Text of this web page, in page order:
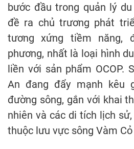
bước đầu trong quản lý
đề ra chủ trương phát
tương xứng tiềm năng,
phương, nhất là loại hình
liền với sản phẩm OCOP.
An đang đẩy mạnh kêu
đường sông, gắn với khai
nhiên và các di tích lịch
thuộc lưu vực sông Vàm